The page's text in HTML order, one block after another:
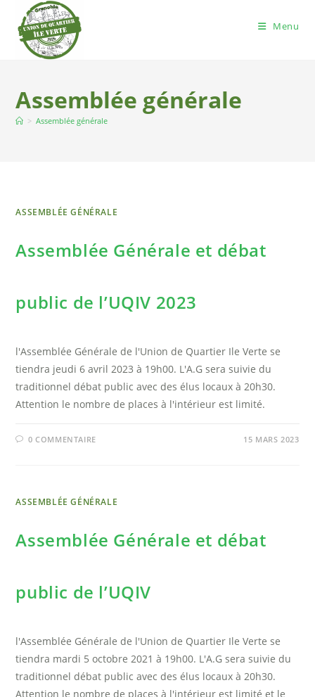
Menu
Assemblée générale
> Assemblée générale
ASSEMBLÉE GÉNÉRALE
Assemblée Générale et débat
public de l’UQIV 2023
l'Assemblée Générale de l'Union de Quartier Ile Verte se
tiendra jeudi 6 avril 2023 à 19h00. L'A.G sera suivie du
traditionnel débat public avec des élus locaux à 20h30.
Attention le nombre de places à l'intérieur est limité.
0 COMMENTAIRE 15 MARS 2023
ASSEMBLÉE GÉNÉRALE
Assemblée Générale et débat
public de l’UQIV
l'Assemblée Générale de l'Union de Quartier Ile Verte se
tiendra mardi 5 octobre 2021 à 19h00. L'A.G sera suivie du
traditionnel débat public avec des élus locaux à 20h30.
Attention le nombre de places à l'intérieur est limité et le